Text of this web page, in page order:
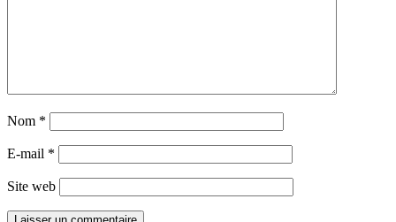
Nom *
E-mail *
Site web